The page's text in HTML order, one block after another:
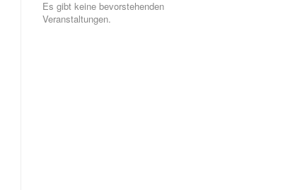
Es gibt keine bevorstehenden
Veranstaltungen.